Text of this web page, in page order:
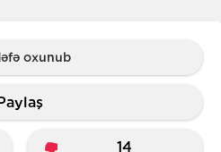
oxunub
14